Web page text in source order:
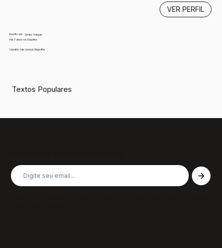
Escrito por
Ornito Vargas
Há 7 anos na Gazeta
Usuário não possui biografia
VER PERFIL
Textos Populares